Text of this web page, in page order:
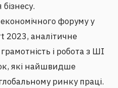
форуму у
2023, аналітичне
і робота з ШІ
які найшвидше
ринку праці.